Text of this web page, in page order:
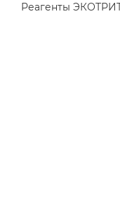
Реагенты